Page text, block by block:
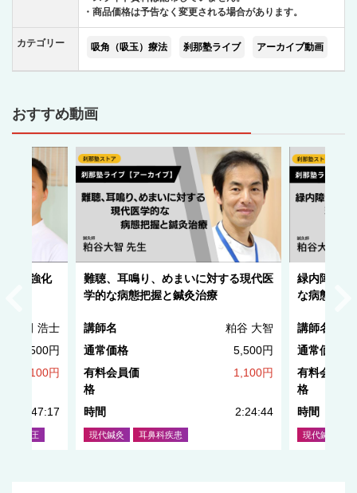
・商品価格は予告なく変更される場合があります。
カテゴリー 吸角（吸玉）療法 刹那塾ライブ アーカイブ動画
おすすめ動画
健側強化
神田 浩士
5,500円
1,100円
2:47:17
ジ、指圧
難聴、耳鳴り、めまいに対する現代医
学的な病態把握と鍼灸治療
講師名
粕谷 大智
通常価格
5,500円
有料会員価
格
1,100円
時間 2:24:44
現代鍼灸 耳鼻科疾患
緑内障や眼
な病態把握
講師名
通常価格
有料会員価
格
時間
現代鍼灸